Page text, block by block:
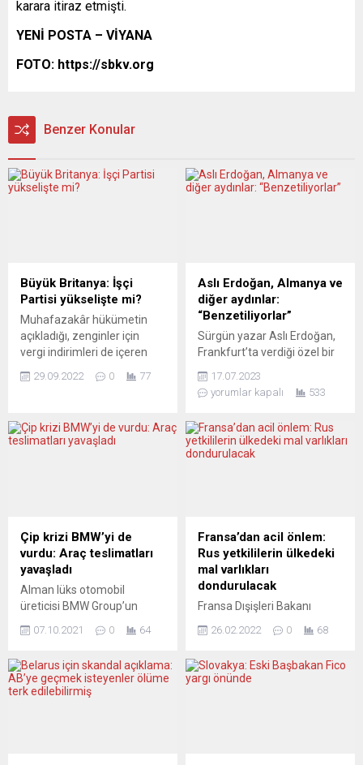
karara itiraz etmişti.
YENİ POSTA – VİYANA
FOTO: https://sbkv.org
Benzer Konular
Büyük Britanya: İşçi
Partisi yükselişte mi?
Muhafazakâr hükümetin
açıkladığı, zenginler için
vergi indirimleri de içeren
sterlindeki düşüş, İşçi
Muhafazakâr Parti’nin
yüzde 17 önünde olduğunu
Basın ikiye bölünmüş
durumda. THE TIMES
(İngiltere) STARMER
DOĞRU YOLDA...
29.09.2022 0 77
Aslı Erdoğan, Almanya ve
diğer aydınlar:
“Benzetiliyorlar”
Sürgün yazar Aslı Erdoğan,
Frankfurt’ta verdiği özel bir
ustaca yola getirildik” demiş.
Böyle bir itirazı Avrupa’ya
yazarlardan ve hatta
sokaktaki sade politik
entelektüellere bakışını ve
yaklaşımını tüm çıplaklığıyla
ortaya koyması açısından
bir...
17.07.2023
yorumlar kapalı
533
Çip krizi BMW’yi de
vurdu: Araç teslimatları
yavaşladı
Alman lüks otomobil
üreticisi BMW Group’un
yılın üçüncü çeyreğinde yarı
yüzde 12,2 geriledi.
Dünyanın önde gelen
07.10.2021 0 64
Fransa’dan acil önlem:
Rus yetkililerin ülkedeki
mal varlıkları
dondurulacak
Fransa Dışişleri Bakanı
yetkililerin ülkedeki mal
ticari faaliyetlerini
yasaklayacağını bildirdi. Le
26.02.2022 0 68